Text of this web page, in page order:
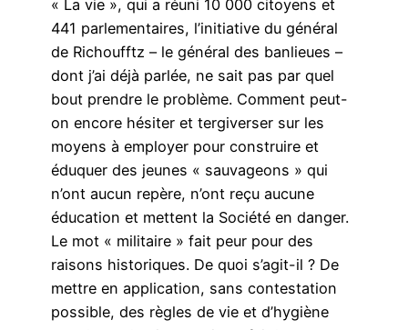
« La vie », qui a réuni 10 000 citoyens et
441 parlementaires, l’initiative du général
de Richoufftz – le général des banlieues –
dont j’ai déjà parlée, ne sait pas par quel
bout prendre le problème. Comment peut-
on encore hésiter et tergiverser sur les
moyens à employer pour construire et
éduquer des jeunes « sauvageons » qui
n’ont aucun repère, n’ont reçu aucune
éducation et mettent la Société en danger.
Le mot « militaire » fait peur pour des
raisons historiques. De quoi s’agit-il ? De
mettre en application, sans contestation
possible, des règles de vie et d’hygiène